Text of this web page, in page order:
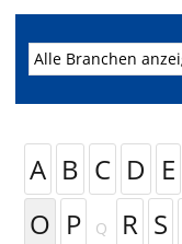
A B C D E
O P Q R S